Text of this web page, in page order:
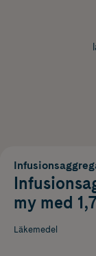
my med
Läkemedel